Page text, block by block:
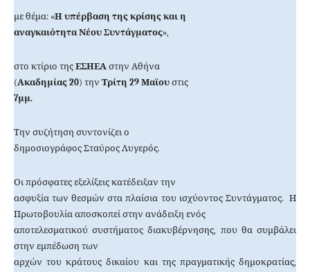
με θέμα: «Η υπέρβαση της κρίσης και η
αναγκαιότητα Νέου Συντάγματος»,
στο κτίριο της ΕΣΗΕΑ στην Αθήνα
(Ακαδημίας 20) την Τρίτη 29 Μαϊου στις
7μμ.
Την συζήτηση συντονίζει ο
δημοσιογράφος Σταύρος Λυγερός.
Οι πρόσφατες εξελίξεις κατέδειξαν την
ασφυξία των θεσμών στα πλαίσια του ισχύοντος Συντάγματος.
Η
Πρωτοβουλία αποσκοπεί στην ανάδειξη ενός
αποτελεσματικού συστήματος διακυβέρνησης, που θα συμβάλει
στην εμπέδωση των
αρχών του κράτους δικαίου και της πραγματικής δημοκρατίας,